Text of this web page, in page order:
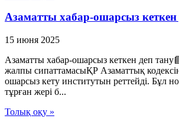
Азаматты хабар-ошарсыз кеткен
15 июня 2025
Азаматты хабар-ошарсыз кеткен деп
жалпы сипаттамасыҚР Азаматтық
ошарсыз кету институтын реттейді. Бұл
тұрған жері б...
Толық оқу »